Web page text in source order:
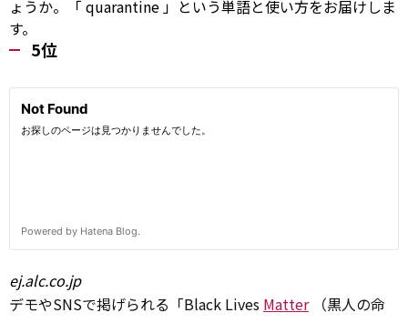
ょうか。「 quarantine」という単語と使い方をお届けしま
す。
5位
ej.alc.co.jp
デモやSNSで掲げられる「Black Lives Matter（黒人の命